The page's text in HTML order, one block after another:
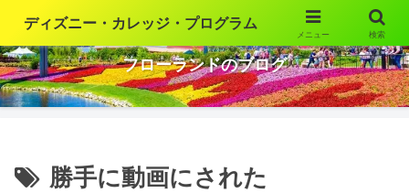
ウォルト・ディズニー・ワールドの魅力を語ります
フローランドのブログ
勝手に動画にされた
ディズニー・カレッジ・プログラム
メニュー 検索